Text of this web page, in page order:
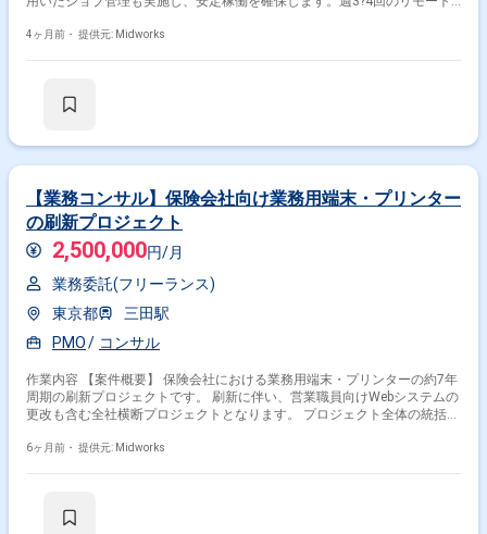
サーバーの構築 ・Windowsサーバーの構築 ・サーバー試験の実施 ・JP1
4ヶ月前・ 提供元: Midworks
【業務コンサル】保険会社向け業務用端末・プリンター
の刷新プロジェクト
2,500,000円/月
業務委託(フリーランス)
東京都
三田駅
PMO
コンサル
作業内容 【案件概要】 保険会社における業務用端末・プリンターの約7年
周期の刷新プロジェクトです。 刷新に伴い、営業職員向けWebシステムの
更改も含む全社横断プロジェクトとなります。 プロジェクト全体の統括に
当します。 移行判定ではシステム切り替えの可否チェックを実施し、一斉
打鍵業務の推進（大量アクセス時のパフォーマンステスト実施）
6ヶ月前・ 提供元: Midworks